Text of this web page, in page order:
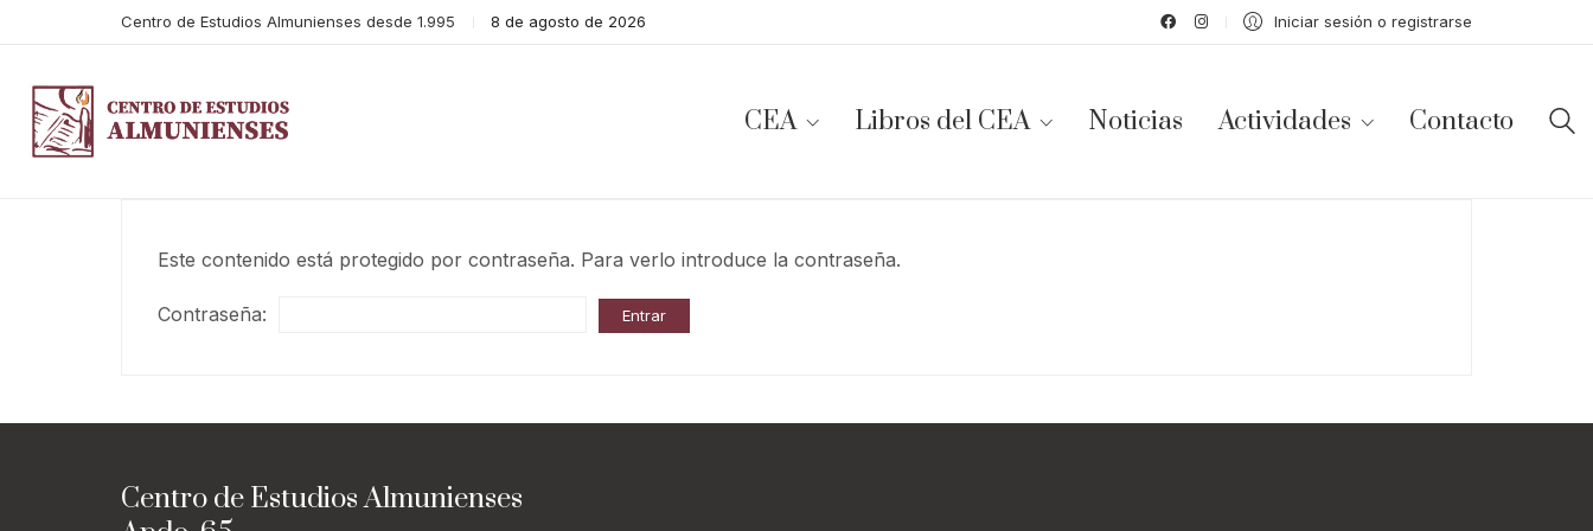
Centro de Estudios Almunienses desde 1.995 8 de agosto de 2026 Iniciar sesión o registrarse
CEA Libros del CEA Noticias Actividades Contacto
Este contenido está protegido por contraseña. Para verlo introduce la contraseña.
Contraseña:
Centro de Estudios Almunienses